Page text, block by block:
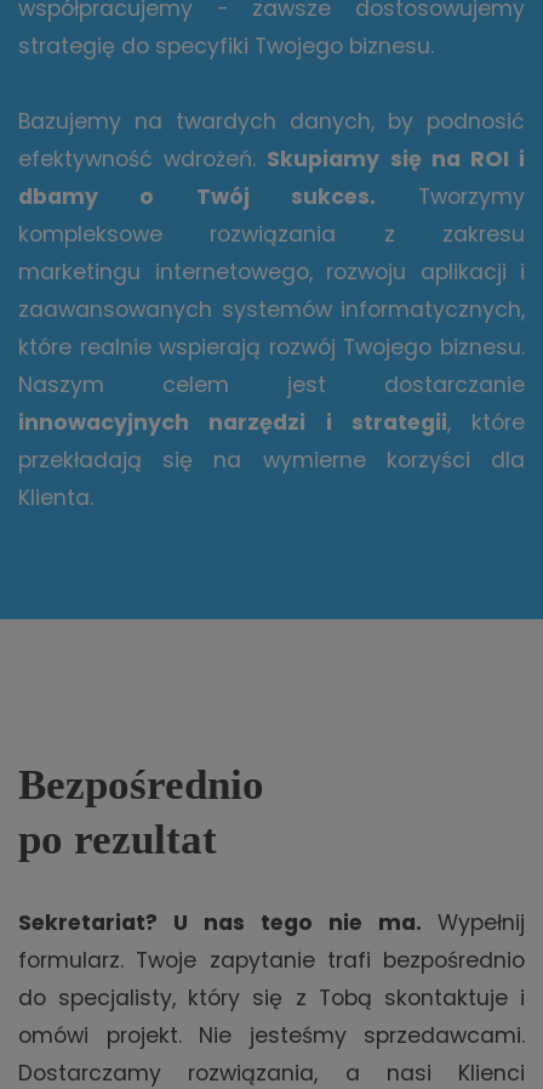
współpracujemy - zawsze dostosowujemy
strategię do specyfiki Twojego biznesu.
Bazujemy na twardych danych, by podnosić
efektywność wdrożeń. Skupiamy się na ROI i
dbamy o Twój sukces. Tworzymy
kompleksowe rozwiązania z zakresu
marketingu internetowego, rozwoju aplikacji i
zaawansowanych systemów informatycznych,
które realnie wspierają rozwój Twojego biznesu.
Naszym celem jest dostarczanie
innowacyjnych narzędzi i strategii, które
przekładają się na wymierne korzyści dla
Klienta.
Bezpośrednio
po rezultat
Sekretariat? U nas tego nie ma. Wypełnij
formularz. Twoje zapytanie trafi bezpośrednio
do specjalisty, który się z Tobą skontaktuje i
omówi projekt. Nie jesteśmy sprzedawcami.
Dostarczamy rozwiązania, a nasi Klienci